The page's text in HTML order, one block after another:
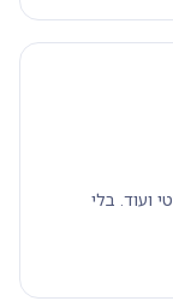
ועוד. בלי